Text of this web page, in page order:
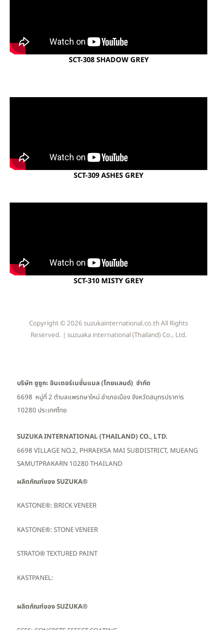
SCT-308 SHADOW GREY
SCT-309 ASHES GREY
SCT-310 MISTY GREY
Copyright © 2026 suzukainternational.co.th All Rights
Reserved. | suzuaka international (Thailand) Co., Ltd.
บริษัท ซูซูกะ อินเตอร์เนชั่นแนล (ไทยแลนด์) จำกัด
6698 หมู่ที่ 2 ตำบลแพรกษาใหม่ อำเภอเมืองจังหวัดสมุทรปราการ
10280 ประเทศไทย
SUZUKA INTERNATIONAL (THAILAND) CO., LTD.
6698 VILLAGE NO.2, PHRAEKSA MAI SUBDISTRICT, MUEANG
SAMUTPRAKARN 10280 THAILAND
ผลิตภัณฑ์ของ SUZUKA®
KASTONE®: BRICK VENEER
KASTONE®: STONE VENEER
STRATO® TEXTURED PAINT
KASTPANEL:
ผลิตภัณฑ์ของ SUZUKA®